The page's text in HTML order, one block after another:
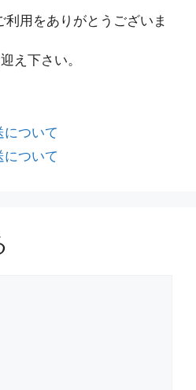
用をありがとうございま
え下さい。
について
について